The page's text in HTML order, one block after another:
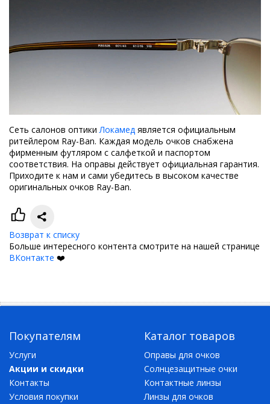
Сеть салонов оптикиЛокамед является официальным
ритейлером Ray-Ban. Каждая модель очков снабжена
фирменным футляром с салфеткой и паспортом
соответствия. На оправы действует официальная гарантия.
Приходите к нам и сами убедитесь в высоком качестве
оригинальных очков Ray-Ban.
Возврат к списку
Больше интересного контента смотрите на нашей странице
ВКонтакте ❤️
Покупателям
Услуги
Акции и скидки
Контакты
Условия покупки
Каталог товаров
Оправы для очков
Солнцезащитные очки
Контактные линзы
Линзы для очков